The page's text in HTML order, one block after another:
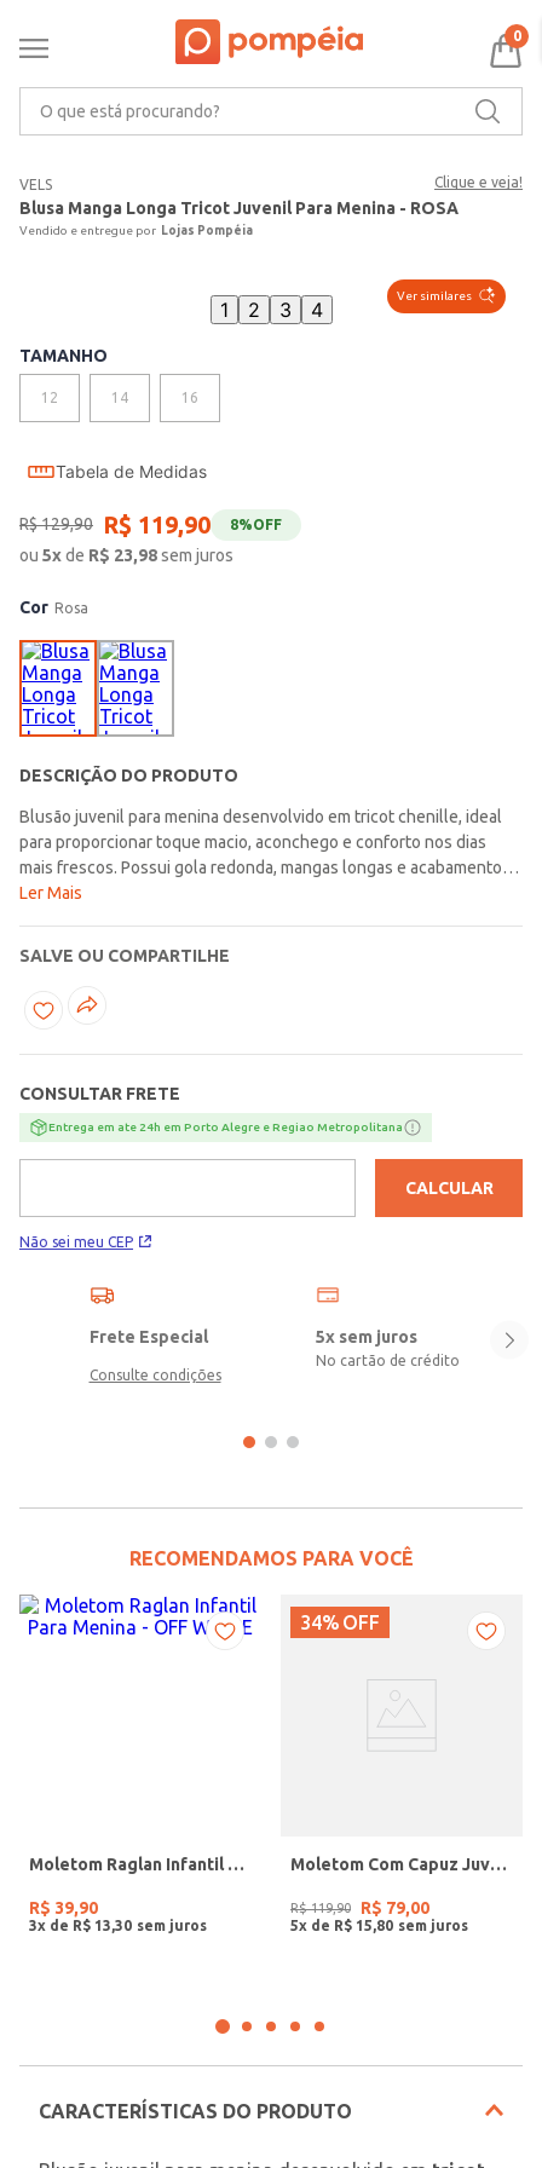
0
VELS Clique e veja!
Blusa Manga Longa Tricot Juvenil Para Menina - ROSA
Lojas Pompéia
Ver similares
1 2 3 4
TAMANHO
12 14 16
Tabela de Medidas
R$129,90 R$ 119,90 8%OFF
ou 5xde R$ 23,98sem juros
Cor Rosa
DESCRIÇÃO DO PRODUTO
Blusão juvenil para menina desenvolvido em tricot chenille, ideal
para proporcionar toque macio, aconchego e conforto nos dias
mais frescos. Possui gola redonda, mangas longas e acabamentos
em pontos canelados, detalhes que favorecem um caimento
com um toque moderno e delicado, trazendo mais personalidade
para as combinações do dia a dia. Uma escolha charmosa para
deixar os looks juvenis ainda mais confortáveis e cheios de
Ler Mais
SALVE OU COMPARTILHE
CONSULTAR FRETE
Entrega em ate 24h em Porto Alegre e Regiao Metropolitana
Não sei meu CEP
CALCULAR
Frete Especial
Consulte condições
5x sem juros
No cartão de crédito
RECOMENDAMOS PARA VOCÊ
Moletom Raglan Infantil Para Menina - OFF WHITE
R$ 39,90
3x de R$ 13 30
34% OFF
Moletom Com Capuz Juvenil Para Menino - PRETO/VERDE
R$ 119,90 R$ 79,00
5x de R$ 15 80
CARACTERÍSTICAS DO PRODUTO